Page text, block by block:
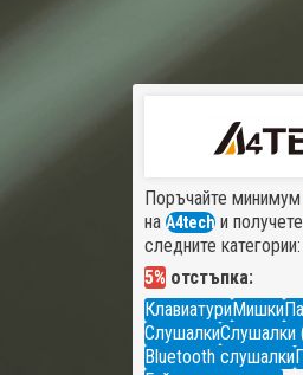
Поръчайте минимум
на A4tech и
следните категории:
5% отстъпка:
КлавиатуриМишки
СлушалкиСлушалки
Bluetooth слушалки